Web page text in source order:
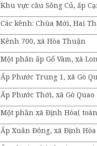
Khu vực cầu Sông Củ, ấp
Các kênh: Chùa Mới, Hai
Kênh 700, xã Hòa Thuận
Một phấn ấp Gổ Vàm, xã
Ấp Phước Trung 1, xã Gò
Ấp Phước Thới, xã Gò Quao
Một phần xã Định Hòa(
Ấp Xuân Đông, xã Định Hòa